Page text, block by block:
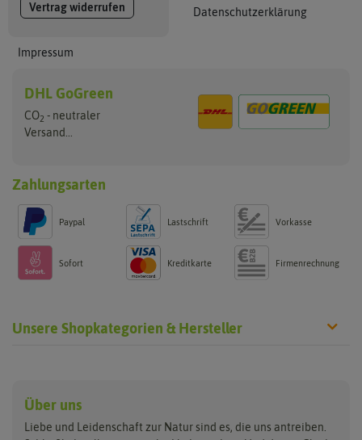
Vertrag widerrufen
Impressum
Datenschutzerklärung
DHL GoGreen
CO2 - neutraler
Versand...
Zahlungsarten
Paypal Lastschrift Vorkasse
Sofort Kreditkarte Firmenrechnung
Unsere Shopkategorien & Hersteller
Anzuchtschalen
Beleuchtung
Keimsprossen
Benary
Über uns
Liebe und Leidenschaft zur Natur sind es, die uns antreiben.